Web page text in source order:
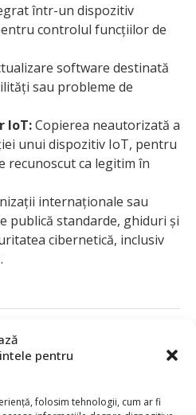
pentru
folosim tehnologii, cum ar fi
într-un dispozitiv
controlul funcțiilor de
software destinată
sau probleme de
IoT:Copierea neautorizată a
unui dispozitiv IoT, pentru
recunoscut ca legitim în
internaționale sau
publică standarde, ghiduri și
cibernetică, inclusiv
anterior
Autonics